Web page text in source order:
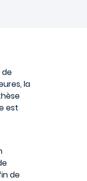
de
la
est
de